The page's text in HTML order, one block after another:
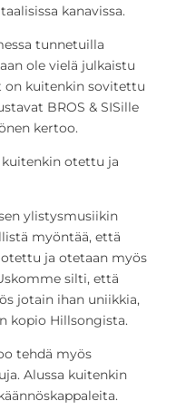
kanavissa.
tunnetuilla
ole vielä julkaistu
on kuitenkin sovitettu
BROS & SISille
kertoo.
otettu ja
ylistysmusiikin
myöntää, että
ja otetaan myös
silti, että
jotain ihan uniikkia,
kopio Hillsongista.
tehdä myös
Alussa kuitenkin